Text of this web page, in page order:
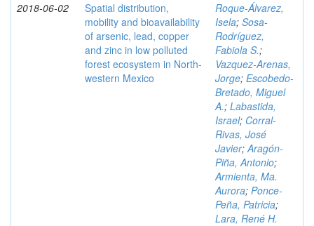
2018-06-02
Spatial distribution,
mobility and bioavailability
of arsenic, lead, copper
and zinc in low polluted
forest ecosystem in North-
western Mexico
Roque-Álvarez,
Isela; Sosa-
Rodríguez,
Fabiola S.;
Vazquez-Arenas,
Jorge; Escobedo-
Bretado, Miguel
A.; Labastida,
Israel; Corral-
Rivas, José
Javier;Aragón-
Piña, Antonio;
Armienta, Ma.
Aurora; Ponce-
Peña, Patricia;
Lara, René H.